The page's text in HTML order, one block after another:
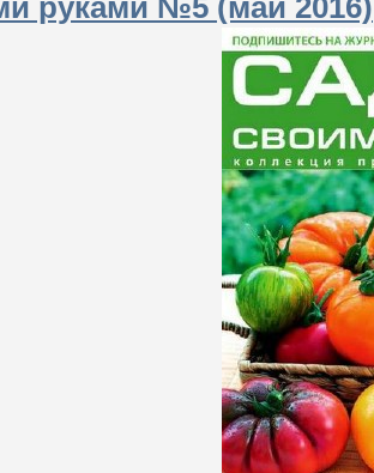
руками №5 (май 2016)